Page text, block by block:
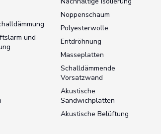
und
Noppenschaum
Polyesterwolle
Entdröhnung
Masseplatten
Schalldämmende
Vorsatzwand
Akustische
Sandwichplatten
Akustische Belüftung